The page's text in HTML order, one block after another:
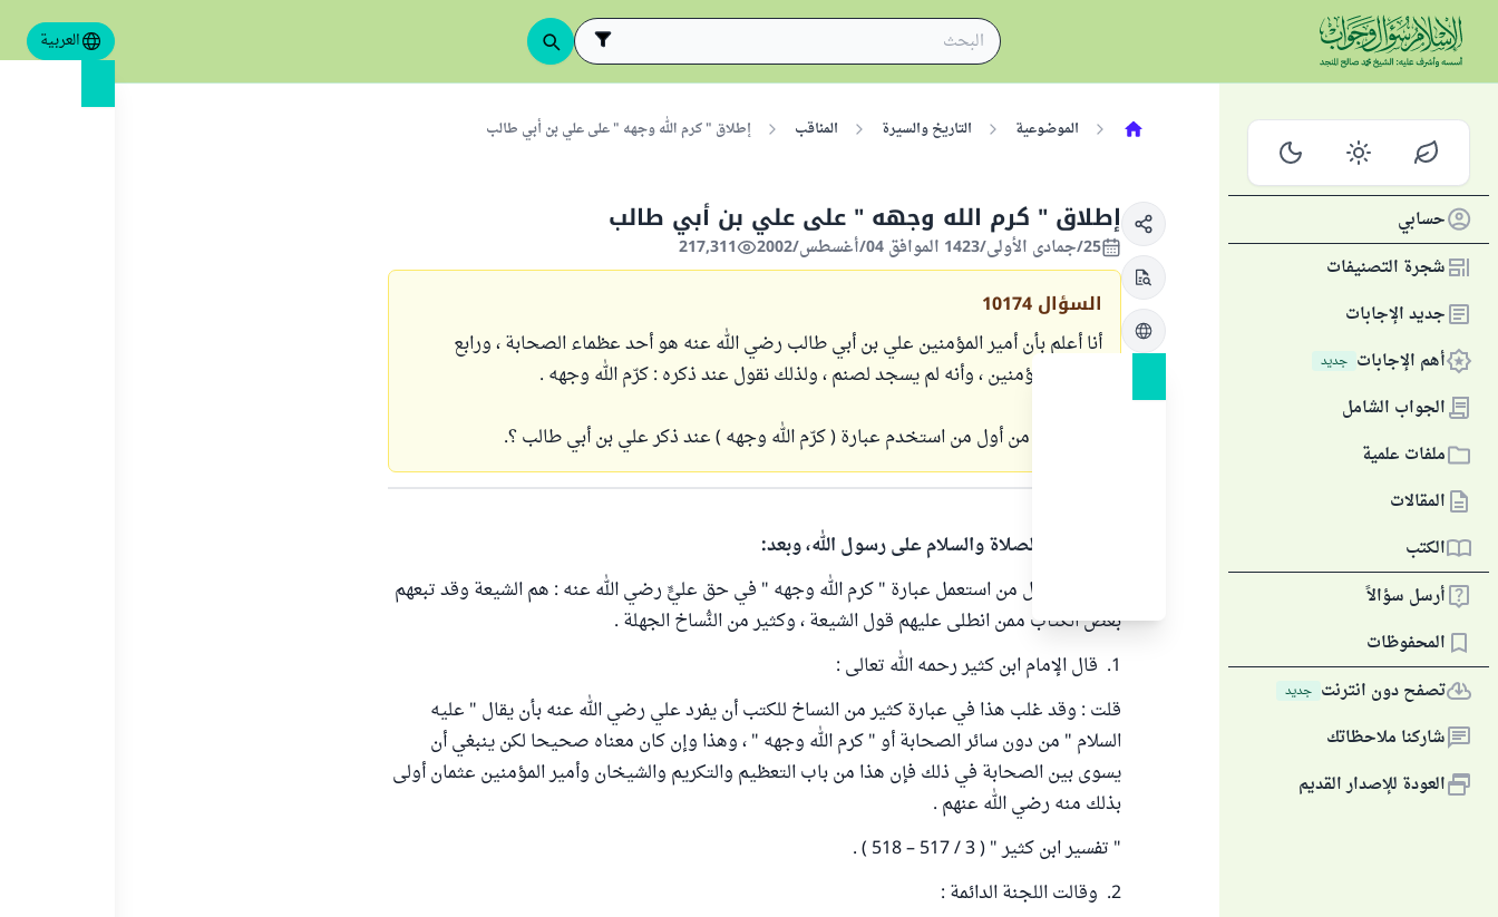
العربية
حسابي
شجرة التصنيفات
جديد الإجابات
أهم الإجابات جديد
الجواب الشامل
ملفات علمية
المقالات
الكتب
أرسل سؤالاً
المحفوظات
تصفح دون انترنت جديد
شاركنا ملاحظاتك
العودة للإصدار القديم
الموضوعية التاريخ والسيرة المناقب إطلاق " كرم الله وجهه " على علي بن أبي طالب
إطلاق " كرم الله وجهه " على علي بن أبي طالب
25/جمادى الأولى/1423 الموافق 04/أغسطس/2002 217,311
السؤال 10174
أنا أعلم بأن أمير المؤمنين علي بن أبي طالب رضي الله عنه هو أحد عظماء الصحابة ، ورابع
خليفة للمؤمنين ، وأنه لم يسجد لصنم ، ولذلك نقول عند ذكره : كرّم الله وجهه .
والسؤال : من أول من استخدم عبارة ( كرّم الله وجهه ) عند ذكر علي بن أبي طالب ؟.
الحمد لله والصلاة والسلام على رسول الله، وبعد:
الظاهر أن أول من استعمل عبارة " كرم الله وجهه " في حق عليٍّ رضي الله عنه : هم الشيعة وقد تبعهم
بعض الكتَّاب ممن انطلى عليهم قول الشيعة ، وكثير من النُّساخ الجهلة .
1. قال الإمام ابن كثير رحمه الله تعالى :
قلت : وقد غلب هذا في عبارة كثير من النساخ للكتب أن يفرد علي رضي الله عنه بأن يقال " عليه
السلام " من دون سائر الصحابة أو " كرم الله وجهه " ، وهذا وإن كان معناه صحيحا لكن ينبغي أن
يسوى بين الصحابة في ذلك فإن هذا من باب التعظيم والتكريم والشيخان وأمير المؤمنين عثمان أولى
بذلك منه رضي الله عنهم .
" تفسير ابن كثير " ( 3 / 517 – 518 ) .
2. وقالت اللجنة الدائمة :